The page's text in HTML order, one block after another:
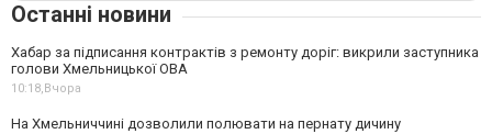
Останні новини
Хабар за підписання контрактів з ремонту доріг: викрили заступника
голови Хмельницької ОВА
10:18, Вчора
На Хмельниччині дозволили полювати на пернату дичину